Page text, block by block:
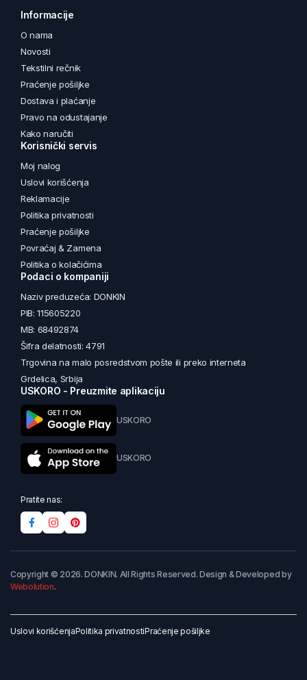
Informacije
O nama
Novosti
Tekstilni rečnik
Praćenje pošiljke
Dostava i plaćanje
Pravo na odustajanje
Kako naručiti
Korisnički servis
Moj nalog
Uslovi korišćenja
Reklamacije
Politika privatnosti
Praćenje pošiljke
Povraćaj & Zamena
Politika o kolačićima
Podaci o kompaniji
Naziv preduzeća: DONKIN
PIB: 115605220
MB: 68492874
Šifra delatnosti: 4791
Trgovina na malo posredstvom pošte ili preko interneta
Grdelica, Srbija
USKORO - Preuzmite aplikaciju
USKORO
USKORO
Pratite nas:
Copyright © 2026. DONKIN. All Rights Reserved. Design & Developed by
Webolution.
Uslovi korišćenjaPolitika privatnostiPraćenje pošiljke